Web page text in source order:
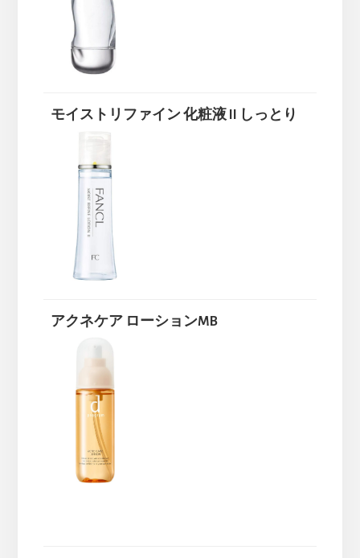
モイストリファイン 化粧液 II しっとり
アクネケア ローションMB